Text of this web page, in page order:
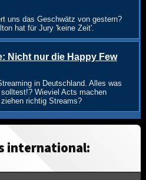
uns das Geschwätz von gestern?
hat für Jury 'keine Zeit'.
Nicht nur die Happy Few
in Deutschland. Alles was
Wieviel Acts machen
richtig Streams?
international: